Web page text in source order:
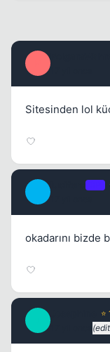
Sitesinden lol
okadarını bizde
⭐